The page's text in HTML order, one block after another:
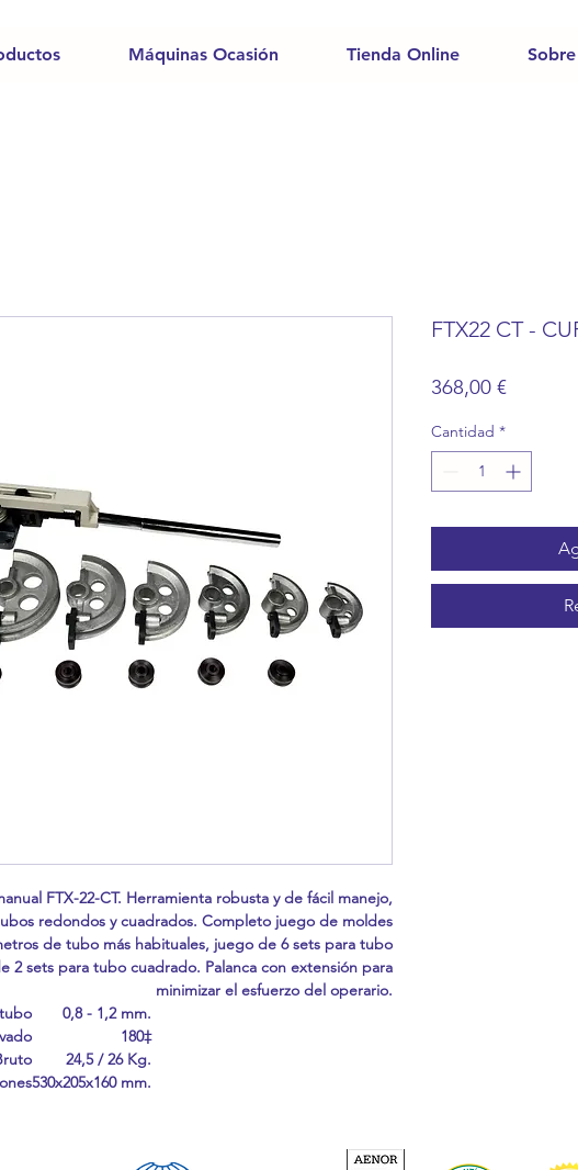
Máquinas Ocasión Tienda Online
FTX-22-CT. Herramienta robusta y de fácil manejo,
redondos y cuadrados. Completo juego de moldes
de tubo más habituales, juego de 6 sets para tubo
2 sets para tubo cuadrado. Palanca con extensión para
minimizar el esfuerzo del operario.
0,8 - 1,2 mm.
180‡
24,5 / 26 Kg.
530x205x160 mm.
FTX22 CT -
368,00 €Precio
Cantidad *